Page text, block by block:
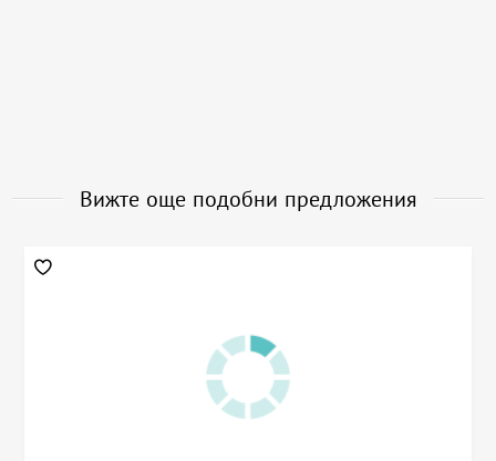
Вижте още подобни предложения